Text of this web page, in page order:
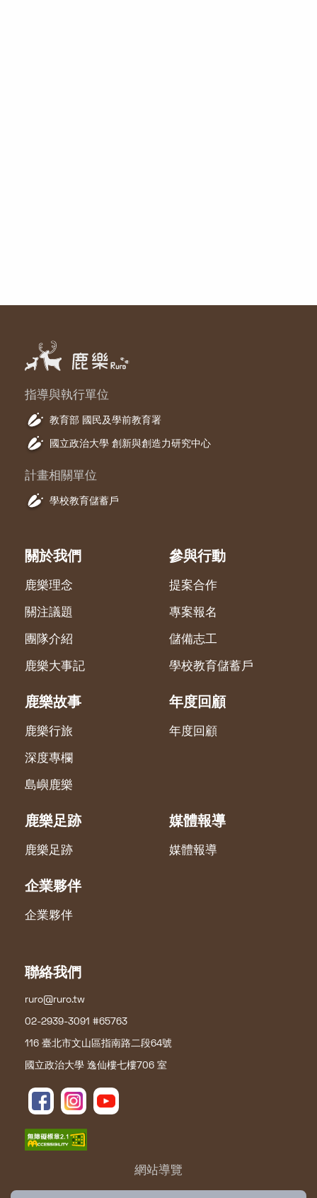
指導與執行單位
教育部 國民及學前教育署
國立政治大學 創新與創造力研究中心
計畫相關單位
學校教育儲蓄戶
關於我們
鹿樂理念
關注議題
團隊介紹
鹿樂大事記
參與行動
提案合作
專案報名
儲備志工
學校教育儲蓄戶
鹿樂故事
鹿樂行旅
深度專欄
島嶼鹿樂
年度回顧
年度回顧
鹿樂足跡
鹿樂足跡
媒體報導
媒體報導
企業夥伴
企業夥伴
聯絡我們
ruro@ruro.tw
02-2939-3091 #65763
116 臺北市文山區指南路二段64號
國立政治大學 逸仙樓七樓706 室
網站導覽